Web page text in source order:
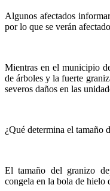
Algunos afectados
por lo que se verán
Mientras en el municipio
de árboles y la fuerte
severos daños en las
¿Qué determina el tamaño
El tamaño del granizo
congela en la bola de hielo